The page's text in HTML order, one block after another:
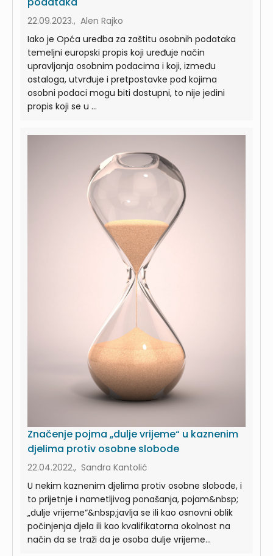
22.09.2023., Alen Rajko
Iako je Opća uredba za zaštitu osobnih podataka
temeljni europski propis koji uređuje način
upravljanja osobnim podacima i koji, između
ostaloga, utvrđuje i pretpostavke pod kojima
osobni podaci mogu biti dostupni, to nije jedini
propis koji se u ...
Značenje pojma „dulje vrijeme“ u kaznenim
djelima protiv osobne slobode
22.04.2022., Sandra Kantolić
U nekim kaznenim djelima protiv osobne slobode, i
to prijetnje i nametljivog ponašanja, pojam&nbsp;
„dulje vrijeme“&nbsp;javlja se ili kao osnovni oblik
počinjenja djela ili kao kvalifikatorna okolnost na
način da se traži da je osoba dulje vrijeme...